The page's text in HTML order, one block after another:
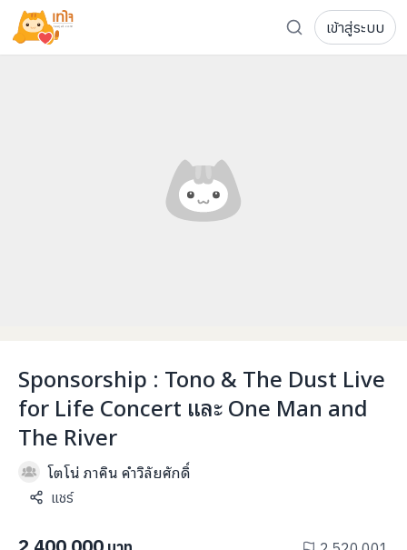
รู้จักเทใจ
ส่งโครงการ
FAQ เจ้าของโครงการ
098-615-5885
info@taejai.com
นโยบายความเป็นส่วนตัว
เข้าสู่ระบบ
Sponsorship : Tono & The Dust Live
for Life Concert และ One Man and
The River
โตโน่ ภาคิน คำวิลัยศักดิ์
แชร์